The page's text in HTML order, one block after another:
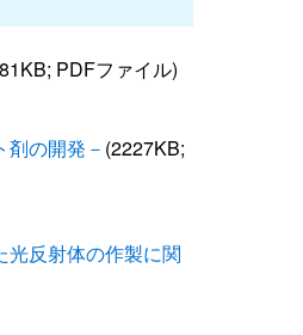
PDFファイル)
の開発－ (2227KB;
光反射体の作製に関